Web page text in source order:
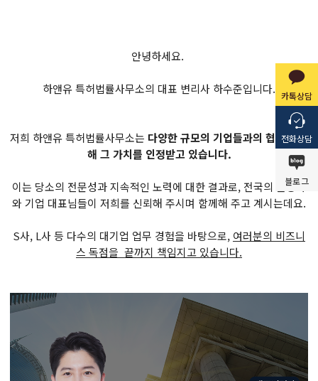
카톡상담
전화상담
블로그
안녕하세요.
하앤유 특허법률사무소의 대표 변리사 하수준입니다.
저희 하앤유 특허법률사무소는 다양한 규모의 기업들과의 협력을 통
해 그 가치를 인정받고 있습니다.
이는 당소의 전문성과 지속적인 노력에 대한 결과로, 전국의 발명가
와 기업 대표님들이 저희를 신뢰해 주시며 함께해 주고 계시는데요.
S사, L사 등 다수의 대기업 업무 경험을 바탕으로, 여러분의 비즈니
스 독점을 끝까지 책임지고 있습니다.